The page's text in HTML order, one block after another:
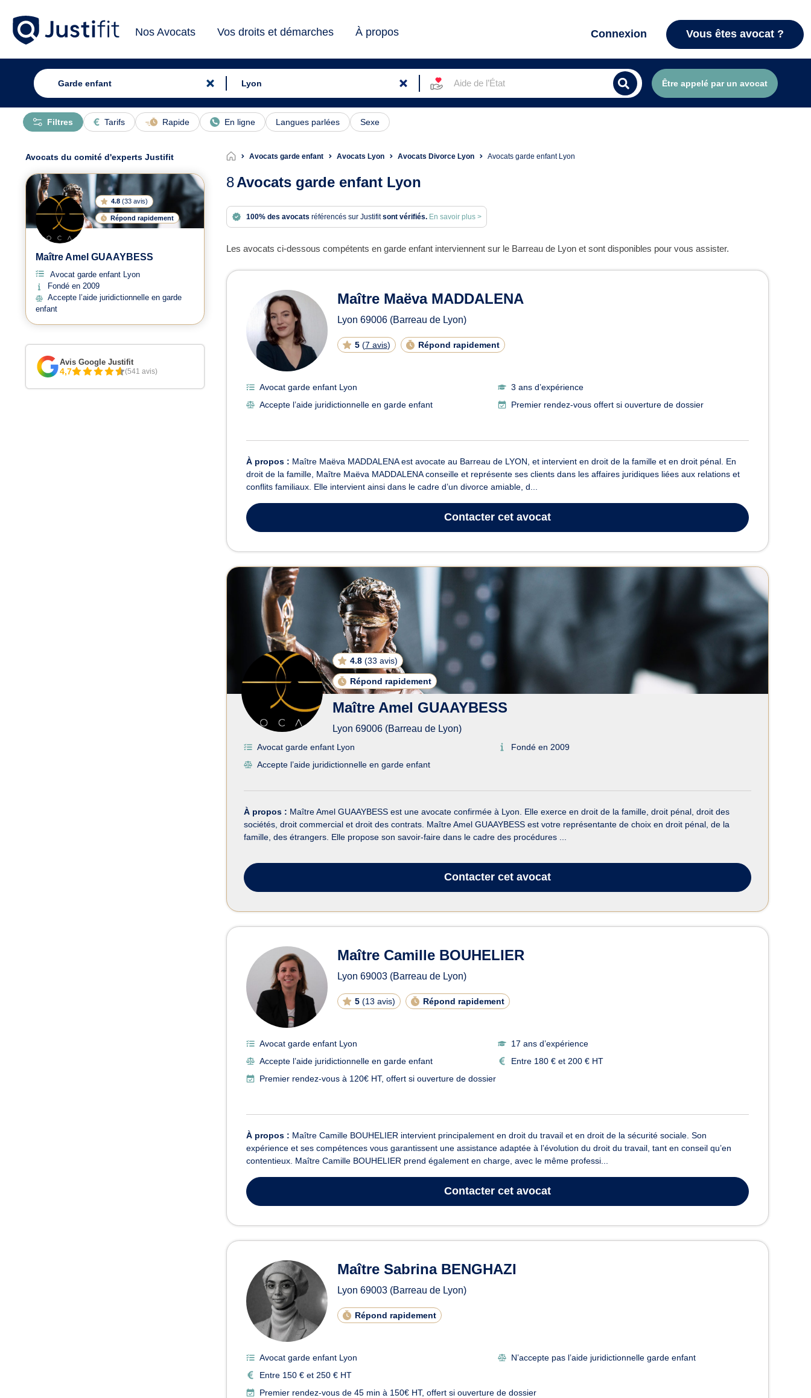
Nos Avocats Vos droits et démarches À propos Connexion Vous êtes avocat ?
Aide de l’État Être appelé par un avocat
Tarifs Rapide En ligne Langues parlées Sexe
Filtres
Avocats garde enfant Avocats Lyon Avocats Divorce Lyon Avocats garde enfant Lyon
8Avocats garde enfant Lyon
100% des avocats référencés sur Justifitsont vérifiés. En savoir plus >
Les avocats ci-dessous compétents en garde enfant interviennent sur le Barreau de Lyon et sont disponibles pour vous assister.
Avocats en garde enfant à Lyon
Maître Maëva MADDALENA
Lyon 69006 (Barreau de Lyon)
5 (7 avis) Répond rapidement
Avocat garde enfant Lyon
3 ans d’expérience
Accepte l’aide juridictionnelle en garde enfant
Premier rendez-vous offert si ouverture de dossier
À propos : Maître Maëva MADDALENA est avocate au Barreau de LYON, et intervient en droit de la famille et en droit pénal. En
droit de la famille, Maître Maëva MADDALENA conseille et représente ses clients dans les affaires juridiques liées aux relations et
conflits familiaux. Elle intervient ainsi dans le cadre d’un divorce amiable, d...
Contacter cet avocat
4.8 (33 avis)
Répond rapidement
Maître Amel GUAAYBESS
Lyon 69006 (Barreau de Lyon)
Avocat garde enfant Lyon
Fondé en 2009
Accepte l’aide juridictionnelle en garde enfant
À propos : Maître Amel GUAAYBESS est une avocate confirmée à Lyon. Elle exerce en droit de la famille, droit pénal, droit des
sociétés, droit commercial et droit des contrats. Maître Amel GUAAYBESS est votre représentante de choix en droit pénal, de la
famille, des étrangers. Elle propose son savoir-faire dans le cadre des procédures ...
Contacter cet avocat
Maître Camille BOUHELIER
Lyon 69003 (Barreau de Lyon)
5 (13 avis) Répond rapidement
Avocat garde enfant Lyon
17 ans d’expérience
Accepte l’aide juridictionnelle en garde enfant
Entre 180 € et 200 € HT
Premier rendez-vous à 120€ HT, offert si ouverture de dossier
À propos : Maître Camille BOUHELIER intervient principalement en droit du travail et en droit de la sécurité sociale. Son
expérience et ses compétences vous garantissent une assistance adaptée à l’évolution du droit du travail, tant en conseil qu’en
contentieux. Maître Camille BOUHELIER prend également en charge, avec le même professi...
Contacter cet avocat
Maître Sabrina BENGHAZI
Lyon 69003 (Barreau de Lyon)
Répond rapidement
Avocat garde enfant Lyon
N’accepte pas l’aide juridictionnelle garde enfant
Entre 150 € et 250 € HT
Premier rendez-vous de 45 min à 150€ HT, offert si ouverture de dossier
Avocats du comité d'experts Justifit
4.8 (33 avis)
Répond rapidement
Maître Amel GUAAYBESS
Avocat garde enfant Lyon
Fondé en 2009
Accepte l’aide juridictionnelle en garde
enfant
Avis Google Justifit
4,7 (541 avis)